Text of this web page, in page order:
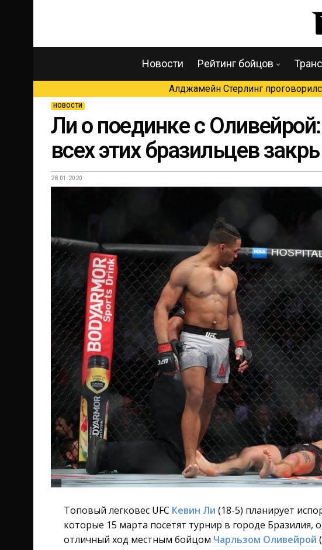
Новости Рейтинг бойцов
Алджамейн Стерлинг
НОВОСТИ
Ли о поединке с
всех этих бразильцев
28.01.2020
Топовый легковес UFC Кевин Ли (18-5) планирует
которые 15 марта посетят турнир в городе
отличный ход местным бойцом Чарльзом Оливейрой